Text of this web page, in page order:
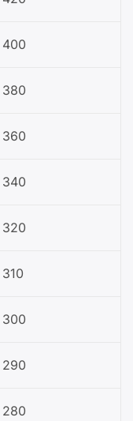
400
380
360
340
320
310
300
290
280